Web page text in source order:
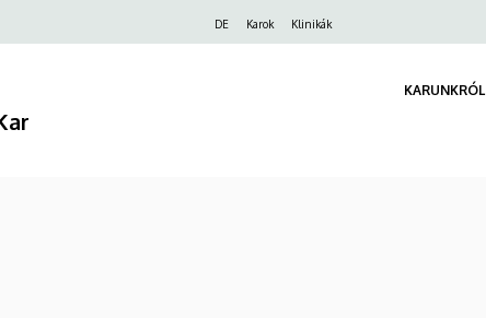
DE Karok Klinikák
KARUNKRÓL